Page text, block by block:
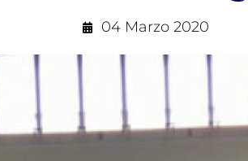
04 Marzo 2020